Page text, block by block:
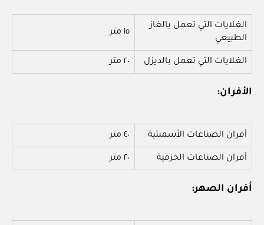
الغلايات التي تعمل بالغاز
الطبيعي
١٥ متر
الغلايات التي تعمل بالديزل ٢٠ متر
الأفران:
أفران الصناعات الأسمنتية ٤٠ متر
أفران الصناعات الخزفية ٢٠ متر
أفران الصهر: